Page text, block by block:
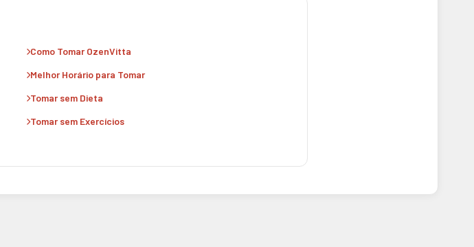
Como Tomar OzenVitta
Melhor Horário para Tomar
Tomar sem Dieta
Tomar sem Exercícios